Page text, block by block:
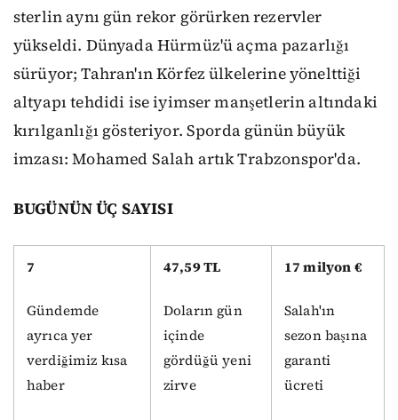
sterlin aynı gün rekor görürken rezervler
yükseldi. Dünyada Hürmüz'ü açma pazarlığı
sürüyor; Tahran'ın Körfez ülkelerine yönelttiği
altyapı tehdidi ise iyimser manşetlerin altındaki
kırılganlığı gösteriyor. Sporda günün büyük
imzası: Mohamed Salah artık Trabzonspor'da.
BUGÜNÜN ÜÇ SAYISI
7
Gündemde
ayrıca yer
verdiğimiz kısa
haber
47,59 TL
Doların gün
içinde
gördüğü yeni
zirve
17 milyon €
Salah'ın
sezon başına
garanti
ücreti